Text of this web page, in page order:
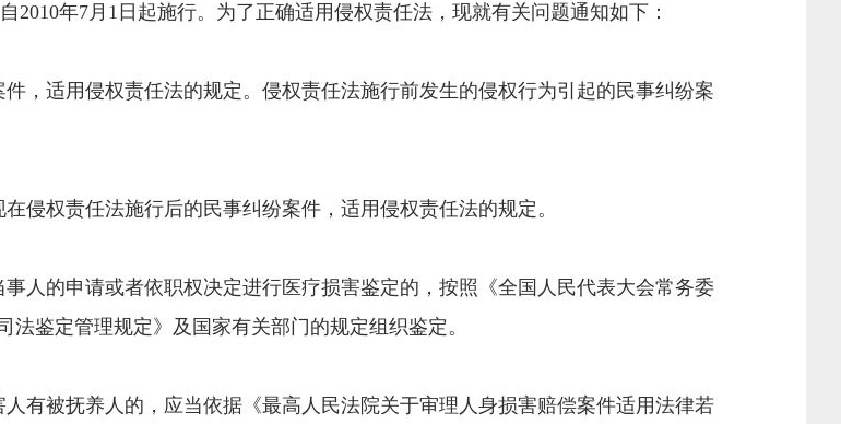
年7月1日起施行。为了正确适用侵权责任法，现就有关问题通知如下：
适用侵权责任法的规定。侵权责任法施行前发生的侵权行为引起的民事纠纷案
权责任法施行后的民事纠纷案件，适用侵权责任法的规定。
的申请或者依职权决定进行医疗损害鉴定的，按照《全国人民代表大会常务委
鉴定管理规定》及国家有关部门的规定组织鉴定。
被抚养人的，应当依据《最高人民法院关于审理人身损害赔偿案件适用法律若